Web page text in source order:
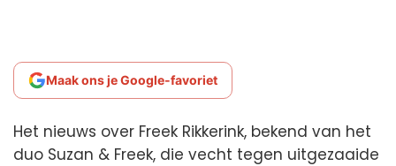
Maak ons je Google-favoriet
Het nieuws over Freek Rikkerink, bekend van het
duo Suzan & Freek, die vecht tegen uitgezaaide